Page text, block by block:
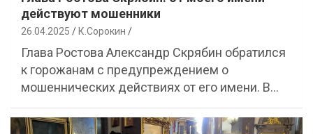
действуют мошенники
26.04.2025 К.Сорокин
Глава Ростова Александр Скрябин обратился
к горожанам с предупреждением о
мошеннических действиях от его имени. В…